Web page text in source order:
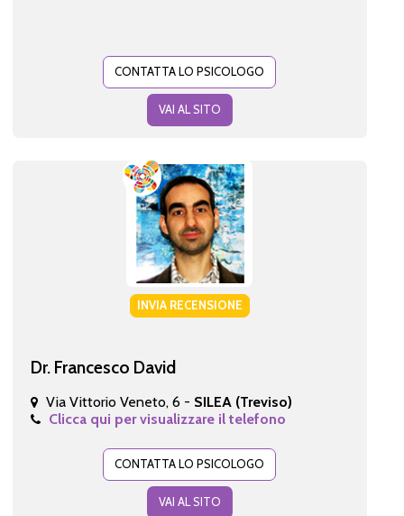
CONTATTA LO PSICOLOGO
VAI AL SITO
INVIA RECENSIONE
Dr. Francesco David
Via Vittorio Veneto, 6 - SILEA (Treviso)
Clicca qui per visualizzare il telefono
CONTATTA LO PSICOLOGO
VAI AL SITO